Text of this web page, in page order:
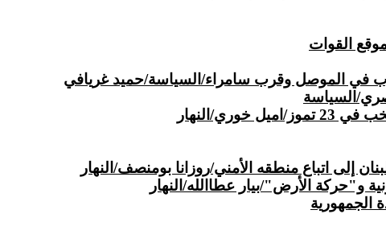
القوات
في الموصل وقرب سامراء/السياسة/حميد غريافي
السياسة
النهار
إلى اتباع منطقه الأمني/روزانا بومنصف/النهار
و"حركة الأرض"/بيار عطاالله/النهار
الجمهورية